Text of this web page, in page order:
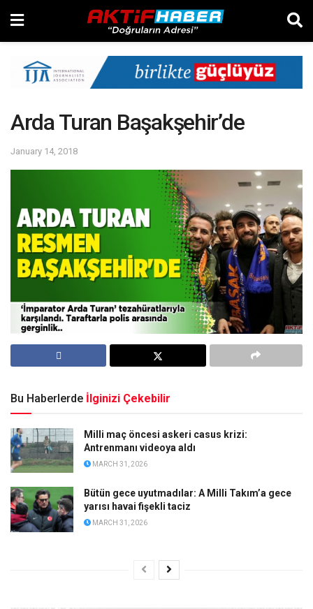
Arda Turan Başakşehir’de
January 14, 2018
Bu Haberlerde İlginizi Çekebilir
Milli maç öncesi askeri casus krizi:
Antrenmanı videoya aldı
MARCH 31, 2026
Bütün gece uyutmadılar: A Milli Takım’a gece
yarısı havai fişekli taciz
MARCH 31, 2026